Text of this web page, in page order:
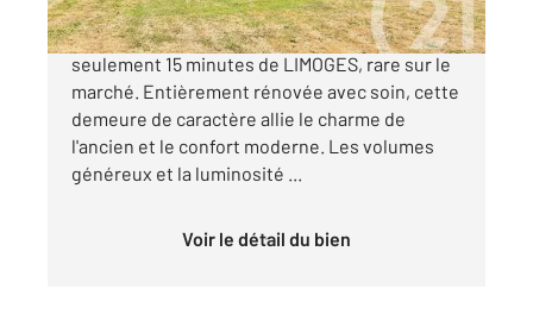
" LA MAJESTUEUSE " Un bien d'exception à
seulement 15 minutes de LIMOGES, rare sur le
marché. Entièrement rénovée avec soin, cette
demeure de caractère allie le charme de
l'ancien et le confort moderne. Les volumes
généreux et la luminosité ...
Voir le détail du bien